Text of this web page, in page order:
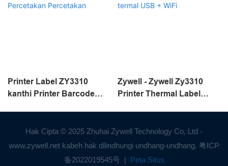
Printer Label ZY3310
kanthi Printer Barcode
Percetakan Percetakan
Zywell - Zywell Zy3310
Printer Thermal Label
USB + WiFi
Hak Cipta © 2025 Zhuhai Zywell Technology Co, Ltd -
www.zywell.net kabeh hak dilindhungi undhang-undhang. 粤ICP
备2022019545号 | Peta Situs